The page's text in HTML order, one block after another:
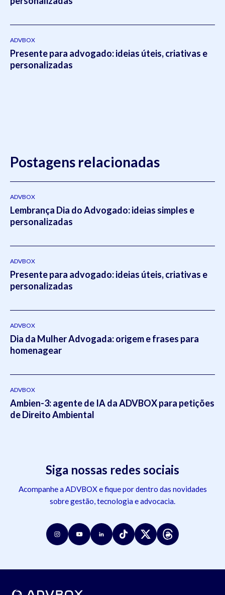
ADVBOX
Presente para advogado: ideias úteis, criativas e
personalizadas
Postagens relacionadas
ADVBOX
Lembrança Dia do Advogado: ideias simples e
personalizadas
ADVBOX
Presente para advogado: ideias úteis, criativas e
personalizadas
ADVBOX
Dia da Mulher Advogada: origem e frases para
homenagear
ADVBOX
Ambien-3: agente de IA da ADVBOX para petições
de Direito Ambiental
Siga nossas redes sociais
Acompanhe a ADVBOX e fique por dentro das novidades
sobre gestão, tecnologia e advocacia.